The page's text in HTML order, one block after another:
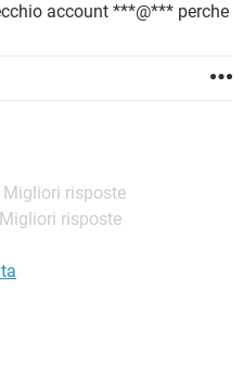
FACEBOOK
ANDROIDaccount ***@*** perche
Migliori risposte
risposte